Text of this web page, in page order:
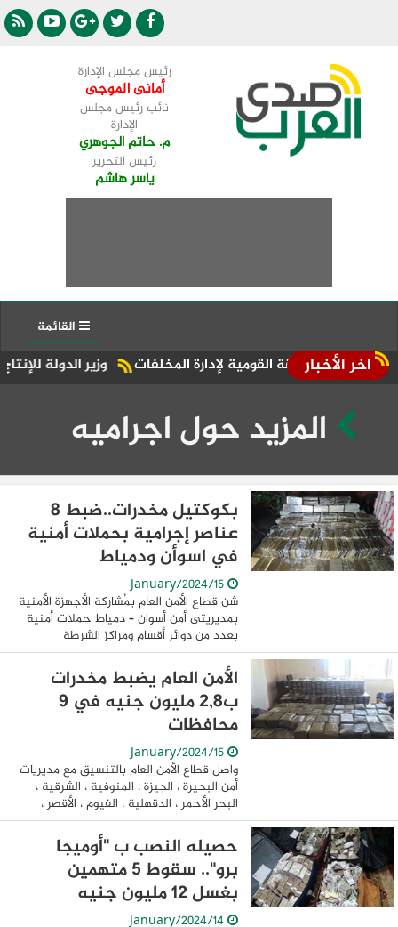
رئيس مجلس الإدارة
أمانى الموجى
نائب رئيس مجلس
الإدارة
م. حاتم الجوهري
رئيس التحرير
ياسر هاشم
اخر الأخبار وزير الدولة للإنتاج الحربي: القومية لإدارة المخلفات
المزيد حول اجراميه
بكوكتيل مخدرات..ضبط 8
عناصر إجرامية بحملات أمنية
في اسوأن ودمياط
شن قطاع الأمن العام بمُشاركة الأجهزة الأمنية
بمديريتى أمن أسوان – دمياط حملات أمنية
بعدد من دوائر أقسام ومراكز الشرطة
لإستهداف وضبط حائزى ومتجرى المواد
المخدرة والأسلحة النارية والذخائر غير
المرخصة ...
الأمن العام يضبط مخدرات
ب2,8 مليون جنيه في 9
محافظات
واصل قطاع الأمن العام بالتنسيق مع مديريات
أمن البحيرة ، الجيزة ، المنوفية ، الشرقية ،
البحر الأحمر ، الدقهلية ، الفيوم ، الأقصر ،
القليوبية جهودهم لملاحقة وضبط العناصر
الإجرامية من حائزى ومتجرى ...
حصيله النصب ب "أوميجا
برو".. سقوط 5 متهمين
بغسل 12 مليون جنيه